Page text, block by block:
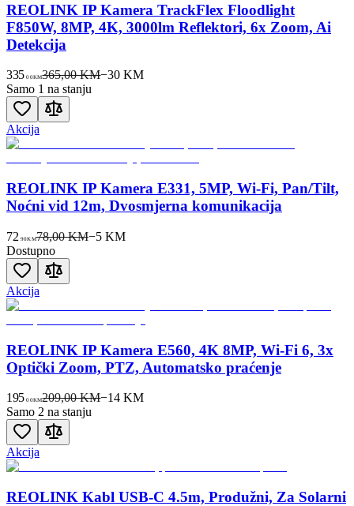
REOLINK IP Kamera TrackFlex Floodlight
F850W, 8MP, 4K, 3000lm Reflektori, 6x Zoom, Ai
Detekcija
335 00KM365,00 KM−30 KM
Samo 1 na stanju
Akcija
REOLINK IP Kamera E331, 5MP, Wi-Fi, Pan/Tilt,
Noćni vid 12m, Dvosmjerna komunikacija
72 90KM78,00 KM−5KM
Dostupno
Akcija
REOLINK IP Kamera E560, 4K 8MP, Wi-Fi 6, 3x
Optički Zoom, PTZ, Automatsko praćenje
195 00KM209,00 KM−14 KM
Samo 2 na stanju
Akcija
REOLINK Kabl USB-C 4.5m, Produžni, Za Solarni